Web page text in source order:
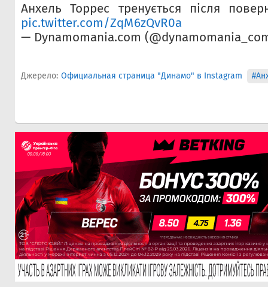
Анхель Торрес тренується після
pic.twitter.com/ZqM6zQvR0a
— Dynamomania.com
Джерело: Официальная страница "Динамо" в Instagram